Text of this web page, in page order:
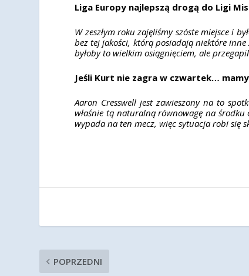
Liga Europy najlepszą drogą do Ligi
W zeszłym roku zajęliśmy szóste miejsce i
bez tej jakości, którą posiadają niektóre
​​byłoby to wielkim osiągnięciem, ale
Jeśli Kurt nie zagra w czwartek…
Aaron Cresswell jest zawieszony na to
właśnie tą naturalną równowagę na
wypada na ten mecz, więc sytuacja robi się
POPRZEDNI